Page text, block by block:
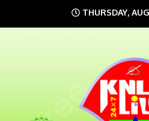
to
THURSDAY,